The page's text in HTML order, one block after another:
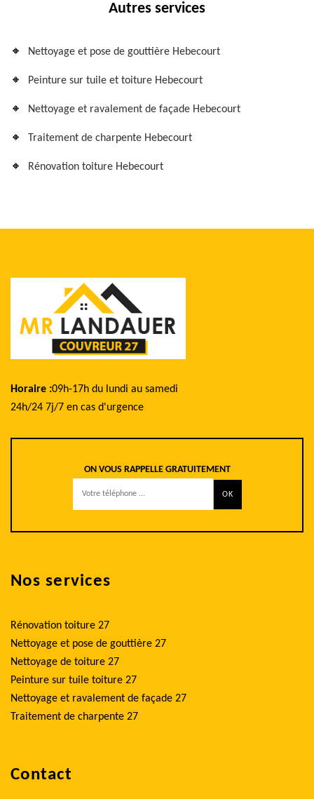
Autres services
Nettoyage et pose de gouttière Hebecourt
Peinture sur tuile et toiture Hebecourt
Nettoyage et ravalement de façade Hebecourt
Traitement de charpente Hebecourt
Rénovation toiture Hebecourt
Horaire :09h-17h du lundi au samedi
24h/24 7j/7 en cas d'urgence
ON VOUS RAPPELLE GRATUITEMENT
Nos services
Rénovation toiture 27
Nettoyage et pose de gouttière 27
Nettoyage de toiture 27
Peinture sur tuile toiture 27
Nettoyage et ravalement de façade 27
Traitement de charpente 27
Contact